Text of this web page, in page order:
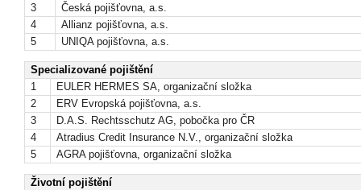
3
Česká pojišťovna, a.s.
4
Allianz pojišťovna, a.s.
5
UNIQA pojišťovna, a.s.
Specializované pojištění
1
EULER HERMES SA, organizační složka
2
ERV Evropská pojišťovna, a.s.
3
D.A.S. Rechtsschutz AG, pobočka pro ČR
4
Atradius Credit Insurance N.V., organizační složka
5
AGRA pojišťovna, organizační složka
Životní pojištění